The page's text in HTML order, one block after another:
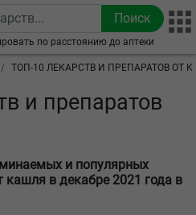
по расстоянию до аптеки
ТОП-10 ЛЕКАРСТВ И ПРЕПАРАТОВ ОТ
и препаратов
и популярных
кашля в декабре 2021 года в